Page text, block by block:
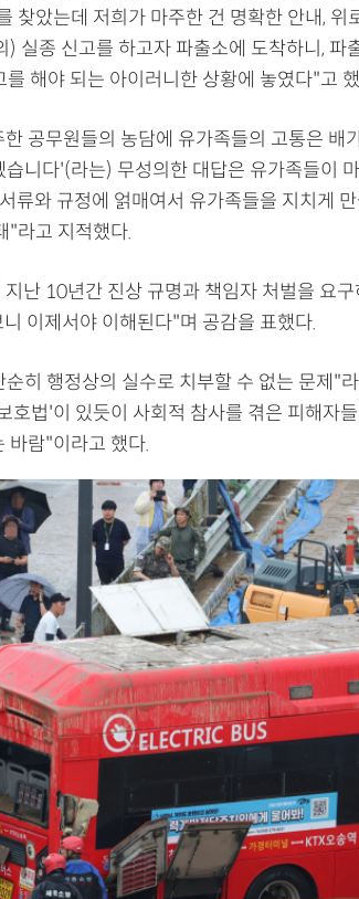
찾았는데 저희가 마주한 건 명확한 안내, 위
실종 신고를 하고자 파출소에 도착하니, 파
해야 되는 아이러니한 상황에 놓였다"고
공무원들의 농담에 유가족들의 고통은 배
니다'(라는) 무성의한 대답은 유가족들이
류와 규정에 얽매여서 유가족들을 지치게
"라고 지적했다.
난 10년간 진상 규명과 책임자 처벌을 요구
이제서야 이해된다"며 공감을 표했다.
히 행정상의 실수로 치부할 수 없는 문제"
호법'이 있듯이 사회적 참사를 겪은 피해자
바람"이라고 했다.